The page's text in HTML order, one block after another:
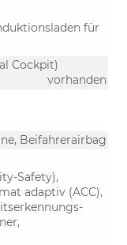
für
Cockpit)
vorhanden
Beifahrerairbag
Safety),
adaptiv (ACC),